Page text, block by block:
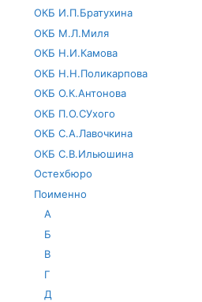
ОКБ И.П.Братухина
ОКБ М.Л.Миля
ОКБ Н.И.Камова
ОКБ Н.Н.Поликарпова
ОКБ О.К.Антонова
ОКБ П.О.СУхого
ОКБ С.А.Лавочкина
ОКБ С.В.Ильюшина
Остехбюро
Поименно
А
Б
В
Г
Д